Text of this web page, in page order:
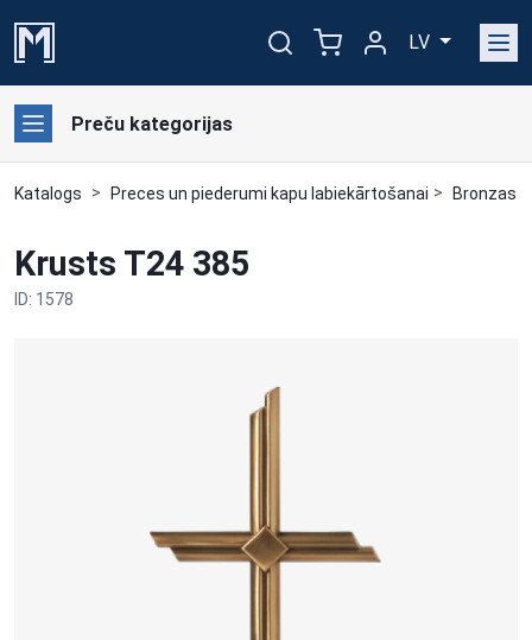
LV
Preču kategorijas
Katalogs Preces un piederumi kapu labiekārtošanai Bronzas
Krusts T24 385
ID: 1578